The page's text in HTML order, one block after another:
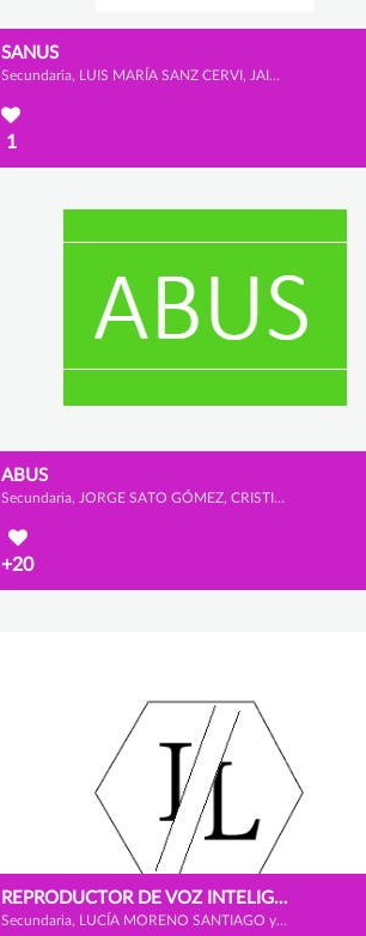
SANUS
Secundaria, LUIS MARÍA SANZ CERVI, JAIME MATUTE PORRAS y ARNAU MATEO JARA
1
ABUS
Secundaria, JORGE SATO GÓMEZ, CRISTINA MALO ESCUDERO y JIMENA GIL VEGA
+20
REPRODUCTOR DE VOZ INTELIGENTE
Secundaria, LUCÍA MORENO SANTIAGO y IRENE MELÉNDEZ RODRÍGUEZ